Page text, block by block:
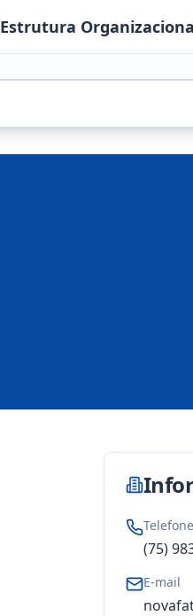
Estrutura
Telefone
(75)
E-mail